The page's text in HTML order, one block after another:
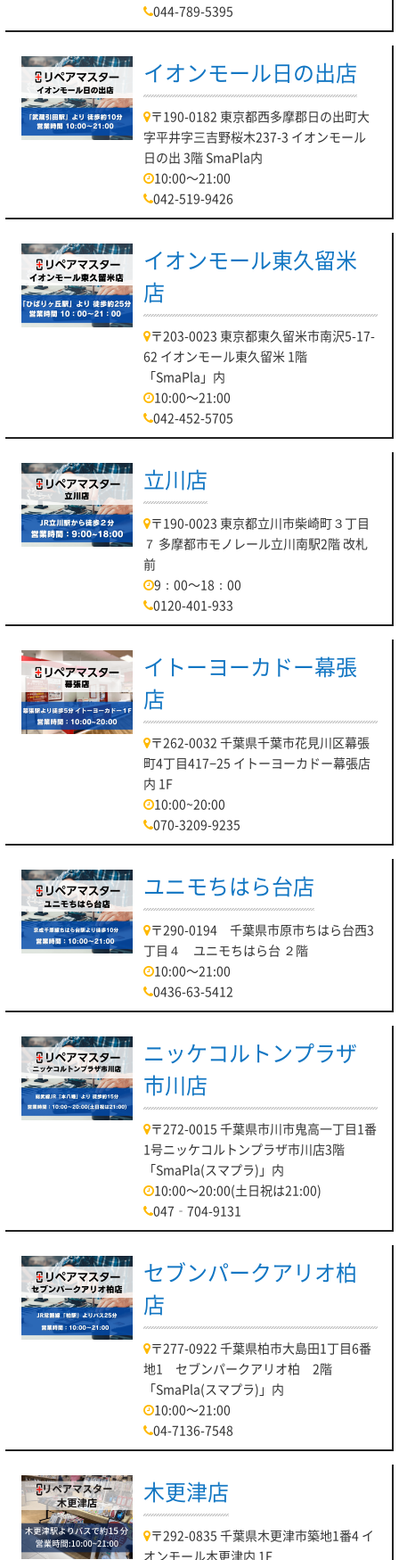
044-789-5395
イオンモール日の出店
〒190-0182 東京都西多摩郡日の出町大
字平井字三吉野桜木237-3 イオンモール
日の出 3階 SmaPla内
10:00～21:00
042-519-9426
イオンモール東久留米
店
〒203-0023 東京都東久留米市南沢5-17-
62 イオンモール東久留米 1階
「SmaPla」内
10:00～21:00
042-452-5705
立川店
〒190-0023 東京都立川市柴崎町３丁目
７ 多摩都市モノレール立川南駅2階 改札
前
9：00～18：00
0120-401-933
イトーヨーカドー幕張
店
〒262-0032 千葉県千葉市花見川区幕張
町4丁目417−25 イトーヨーカドー幕張店
内 1F
10:00~20:00
070-3209-9235
ユニモちはら台店
〒290-0194 千葉県市原市ちはら台西3
丁目４ ユニモちはら台 ２階
10:00～21:00
0436-63-5412
ニッケコルトンプラザ
市川店
〒272-0015 千葉県市川市鬼高一丁目1番
1号ニッケコルトンプラザ市川店3階
「SmaPla(スマプラ)」内
10:00～20:00(土日祝は21:00)
047‐704-9131
セブンパークアリオ柏
店
〒277-0922 千葉県柏市大島田1丁目6番
地1 セブンパークアリオ柏 2階
「SmaPla(スマプラ)」内
10:00～21:00
04-7136-7548
木更津店
〒292-0835 千葉県木更津市築地1番4 イ
オンモール木更津内 1F